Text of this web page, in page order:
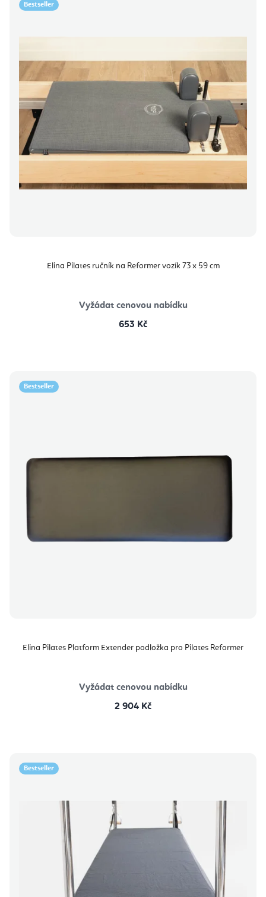
Bestseller
Elina Pilates ručník na Reformer vozík 73 x 59 cm
Vyžádat cenovou nabídku
653 Kč
Bestseller
Elina Pilates Platform Extender podložka pro Pilates Reformer
Vyžádat cenovou nabídku
2 904 Kč
Bestseller